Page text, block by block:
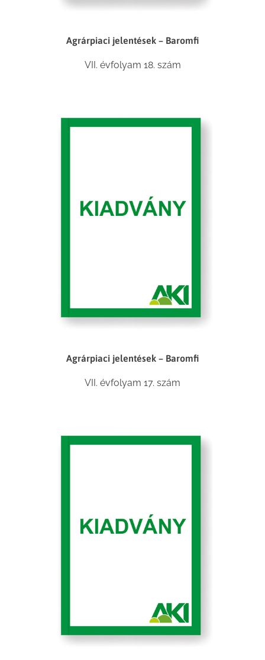
Agrárpiaci jelentések – Baromfi
VII. évfolyam 18. szám
Agrárpiaci jelentések – Baromfi
VII. évfolyam 17. szám